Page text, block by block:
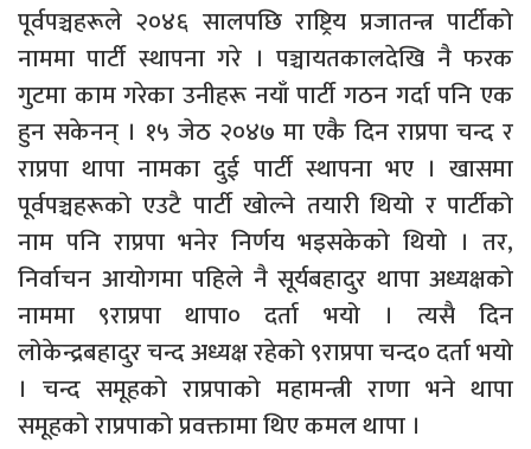
पूर्वपञ्चहरूले २०४६ सालपछि राष्ट्रिय प्रजातन्त्र पार्टीको
नाममा पार्टी स्थापना गरे । पञ्चायतकालदेखि नै फरक
गुटमा काम गरेका उनीहरू नयाँ पार्टी गठन गर्दा पनि एक
हुन सकेनन् । १५ जेठ २०४७ मा एकै दिन राप्रपा चन्द र
राप्रपा थापा नामका दुई पार्टी स्थापना भए । खासमा
पूर्वपञ्चहरूको एउटै पार्टी खोल्ने तयारी थियो र पार्टीको
नाम पनि राप्रपा भनेर निर्णय भइसकेको थियो । तर,
निर्वाचन आयोगमा पहिले नै सूर्यबहादुर थापा अध्यक्षको
नाममा ९राप्रपा थापा० दर्ता भयो । त्यसै दिन
लोकेन्द्रबहादुर चन्द अध्यक्ष रहेको ९राप्रपा चन्द० दर्ता भयो
। चन्द समूहको राप्रपाको महामन्त्री राणा भने थापा
समूहको राप्रपाको प्रवक्तामा थिए कमल थापा ।